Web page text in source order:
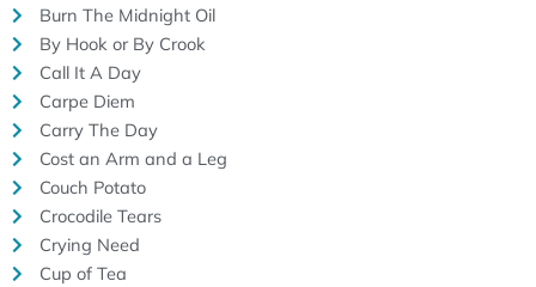
Burn The Midnight Oil
By Hook or By Crook
Call It A Day
Carpe Diem
Carry The Day
Cost an Arm and a Leg
Couch Potato
Crocodile Tears
Crying Need
Cup of Tea